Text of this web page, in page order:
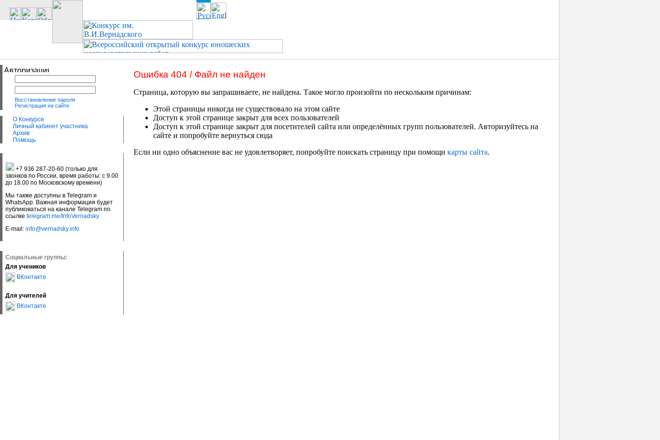
Восстановление пароля
Регистрация на сайте
О Конкурсе
Личный кабинет участника
Архив
Помощь
+7 936 287-20-60 (только для
звонков по России, время работы: с 9.00
до 18.00 по Московскому времени)
Мы также доступны в Telegram и
WhatsApp. Важная информация будет
публиковаться на канале Telegram по
ссылке telegram.me/InfoVernadsky
E-mail: info@vernadsky.info
Социальные группы:
Для учеников
ВКонтакте
Для учителей
ВКонтакте
Ошибка 404 / Файл не найден
Страница, которую вы запрашиваете, не найдена. Такое могло произойти по нескольким причинам:
Этой страницы никогда не существовало на этом сайте
Доступ к этой странице закрыт для всех пользователей
Доступ к этой странице закрыт для посетителей сайта или определённых групп пользователей. Авторизуйтесь на
сайте и попробуйте вернуться сюда
Если ни одно объяснение вас не удовлетворяет, попробуйте поискать страницу при помощи карты сайта.